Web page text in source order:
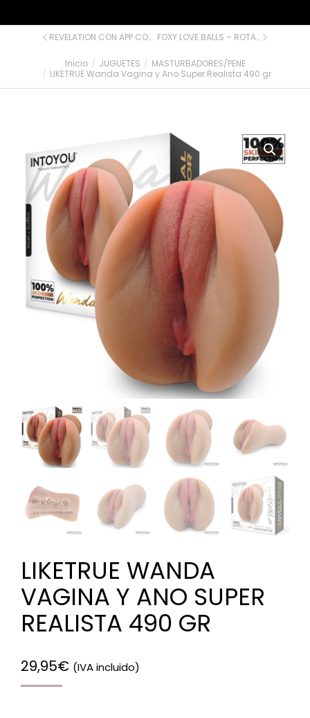
Estás aquí:Inicio JUGUETES
MASTURBADORES/PENE
LIKETRUE Wanda Vagina y Ano Super Realista 490 gr
REVELATION CON APP CONTROL – SUCCIONADOR RECARGABLE FOXY LOVE BALLS – ROTACIÓN CON BOLAS Y VIBRACIÓN RECARGABLE CONTROL REMOTO 15 METROS
LIKETRUE WANDA
VAGINA Y ANO SUPER
REALISTA 490 GR
29,95€ (IVA incluido)